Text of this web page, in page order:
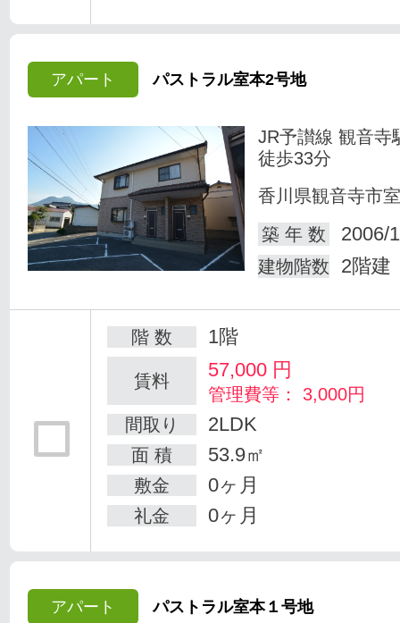
アパート パストラル室本2号地
JR予讃線 観音寺
徒歩33分
香川県観音寺市
築 年 数
2006/
建物階数 2階建
階 数 1階
賃料 57,000 円
管理費等： 3,000円
間取り
2LDK
面 積 53.9㎡
敷金 0ヶ月
礼金 0ヶ月
アパート パストラル室本１号地